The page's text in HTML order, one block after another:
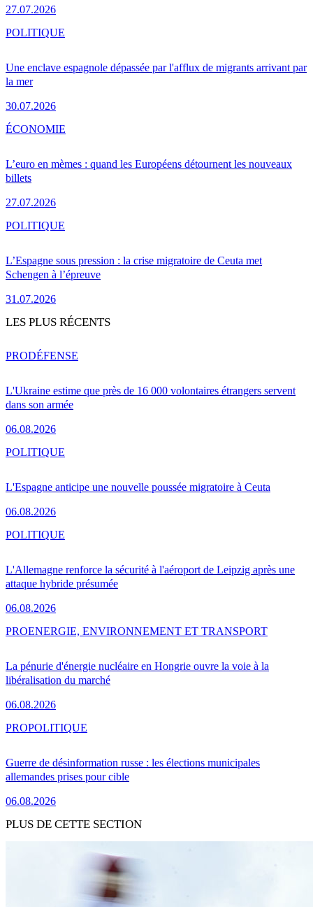
27.07.2026
Une enclave espagnole dépassée par l'afflux de migrants arrivant par
la mer
30.07.2026
POLITIQUE
L’euro en mèmes : quand les Européens détournent les nouveaux
billets
27.07.2026
ÉCONOMIE
L’Espagne sous pression : la crise migratoire de Ceuta met
Schengen à l’épreuve
31.07.2026
POLITIQUE
LES PLUS RÉCENTS
L'Ukraine estime que près de 16 000 volontaires étrangers servent
dans son armée
06.08.2026
PRODÉFENSE
L'Espagne anticipe une nouvelle poussée migratoire à Ceuta
06.08.2026
POLITIQUE
L'Allemagne renforce la sécurité à l'aéroport de Leipzig après une
attaque hybride présumée
06.08.2026
POLITIQUE
La pénurie d'énergie nucléaire en Hongrie ouvre la voie à la
libéralisation du marché
06.08.2026
PROENERGIE, ENVIRONNEMENT ET TRANSPORT
Guerre de désinformation russe : les élections municipales
allemandes prises pour cible
06.08.2026
PROPOLITIQUE
PLUS DE CETTE SECTION